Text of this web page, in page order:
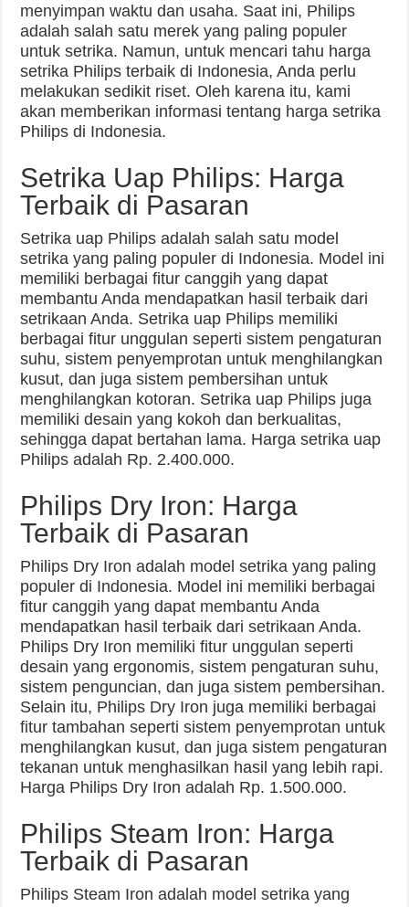
menyimpan waktu dan usaha. Saat ini, Philips
adalah salah satu merek yang paling populer
untuk setrika. Namun, untuk mencari tahu harga
setrika Philips terbaik di Indonesia, Anda perlu
melakukan sedikit riset. Oleh karena itu, kami
akan memberikan informasi tentang harga setrika
Philips di Indonesia.
Setrika Uap Philips: Harga
Terbaik di Pasaran
Setrika uap Philips adalah salah satu model
setrika yang paling populer di Indonesia. Model ini
memiliki berbagai fitur canggih yang dapat
membantu Anda mendapatkan hasil terbaik dari
setrikaan Anda. Setrika uap Philips memiliki
berbagai fitur unggulan seperti sistem pengaturan
suhu, sistem penyemprotan untuk menghilangkan
kusut, dan juga sistem pembersihan untuk
menghilangkan kotoran. Setrika uap Philips juga
memiliki desain yang kokoh dan berkualitas,
sehingga dapat bertahan lama. Harga setrika uap
Philips adalah Rp. 2.400.000.
Philips Dry Iron: Harga
Terbaik di Pasaran
Philips Dry Iron adalah model setrika yang paling
populer di Indonesia. Model ini memiliki berbagai
fitur canggih yang dapat membantu Anda
mendapatkan hasil terbaik dari setrikaan Anda.
Philips Dry Iron memiliki fitur unggulan seperti
desain yang ergonomis, sistem pengaturan suhu,
sistem penguncian, dan juga sistem pembersihan.
Selain itu, Philips Dry Iron juga memiliki berbagai
fitur tambahan seperti sistem penyemprotan untuk
menghilangkan kusut, dan juga sistem pengaturan
tekanan untuk menghasilkan hasil yang lebih rapi.
Harga Philips Dry Iron adalah Rp. 1.500.000.
Philips Steam Iron: Harga
Terbaik di Pasaran
Philips Steam Iron adalah model setrika yang